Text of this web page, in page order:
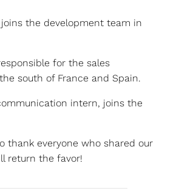
the development team in
for the sales
south of France and Spain.
intern, joins the
thank everyone who shared our
return the favor!